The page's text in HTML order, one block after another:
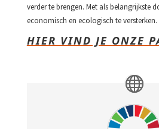
verder te brengen. Met als belangrijkste
economisch en ecologisch te versterken.
HIER VIND JE ONZE